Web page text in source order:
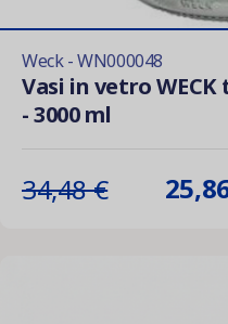
Weck - WN000048
Vasi in vetro
- 3000 ml
34,48 €